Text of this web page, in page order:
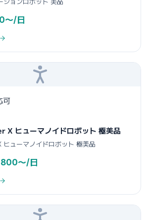
〜/日
可
X ヒューマノイドロボット 極美品
ヒューマノイドロボット 極美品
〜/日